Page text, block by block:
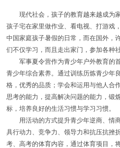
现代社会，孩子的教育越来越成为
孩子宅在家里做作业、看电视、打游戏
中国家庭孩子暑假的日常，而在国外，
们不仅学习，而且走出家门，参加各种
军事夏令营作为青少年户外教育的
青少年综合素养。通过训练历炼青少年
格，优秀的品质；学会和运用与他人合
思考的能力，提高解决问题的能力，锻
标，培养良好的生活习惯与学习习惯。
用活动的方式提升青少年逆商、情商
具行动力、竞争力、领导力和抗压抗挫
考、高考的体育内容，通过体育项目，